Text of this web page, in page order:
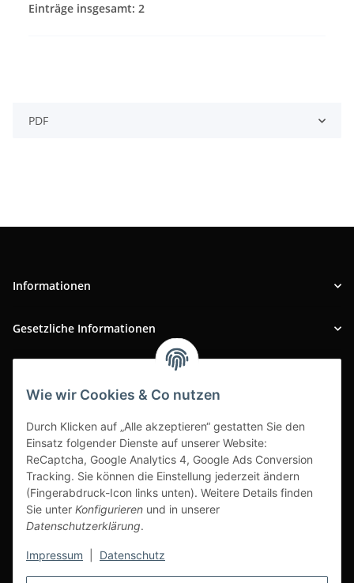
Wie wir Cookies & Co nutzen
Durch Klicken auf „Alle akzeptieren“ gestatten Sie den
Einsatz folgender Dienste auf unserer Website:
ReCaptcha, Google Analytics 4, Google Ads Conversion
Tracking. Sie können die Einstellung jederzeit ändern
(Fingerabdruck-Icon links unten). Weitere Details finden
Sie unter Konfigurieren und in unserer
Datenschutzerklärung.
Impressum Datenschutz
Einträge insgesamt: 2
PDF
Informationen
Gesetzliche Informationen